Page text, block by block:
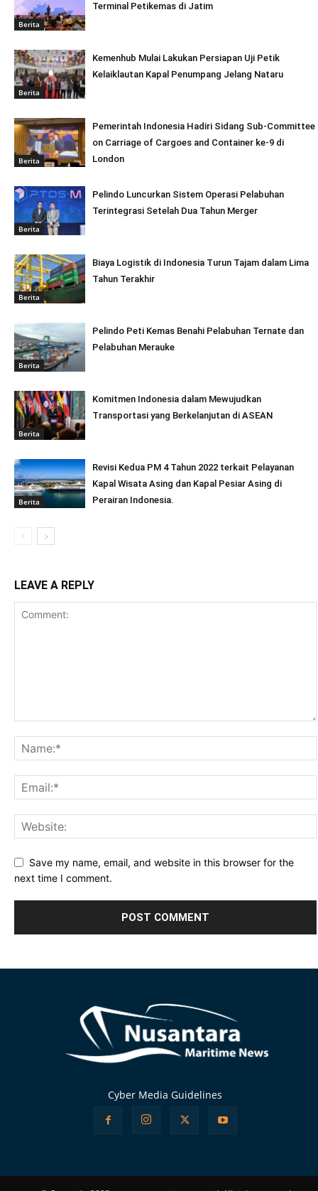
Berita
Terminal Petikemas di Jatim
Berita
Kemenhub Mulai Lakukan Persiapan Uji Petik
Kelaiklautan Kapal Penumpang Jelang Nataru
Berita
Pemerintah Indonesia Hadiri Sidang Sub-Committee
on Carriage of Cargoes and Container ke-9 di
London
Berita
Pelindo Luncurkan Sistem Operasi Pelabuhan
Terintegrasi Setelah Dua Tahun Merger
Berita
Biaya Logistik di Indonesia Turun Tajam dalam Lima
Tahun Terakhir
Berita
Pelindo Peti Kemas Benahi Pelabuhan Ternate dan
Pelabuhan Merauke
Berita
Komitmen Indonesia dalam Mewujudkan
Transportasi yang Berkelanjutan di ASEAN
Berita
Revisi Kedua PM 4 Tahun 2022 terkait Pelayanan
Kapal Wisata Asing dan Kapal Pesiar Asing di
Perairan Indonesia.
LEAVE A REPLY
Save my name, email, and website in this browser for the
next time I comment.
Cyber Media Guidelines